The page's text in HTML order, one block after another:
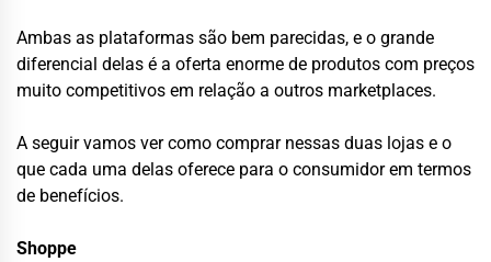
Ambas as plataformas são bem parecidas, e o grande
diferencial delas é a oferta enorme de produtos com preços
muito competitivos em relação a outros marketplaces.
A seguir vamos ver como comprar nessas duas lojas e o
que cada uma delas oferece para o consumidor em termos
de benefícios.
Shoppe